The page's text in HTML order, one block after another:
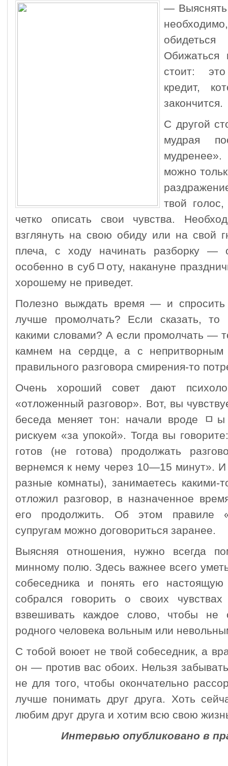
— Выяснять
Обижаться
стоит:
кредит,
закончится.
С другой
мудрая
можно
твой
четко описать свои чувства.
взглянуть на свою обиду или на свой
плеча, с ходу начинать разборку —
особенно в субﾱоту, накануне
хорошему не приведет.
Полезно выждать время — и
лучше промолчать? Если сказать, то
какими словами? А если промолчать —
камнем на сердце, а с
правильного разговора смирения-то
Очень хороший совет дают
«отложенный разговор». Вот, вы
беседа меняет тон: начали вроде ﾱы
рискуем «за упокой». Тогда вы
готов (не готова) продолжать
вернемся к нему через 10—15 минут».
разные комнаты), занимаетесь какими-
отложил разговор, в назначенное
его продолжить. Об этом правиле
супругам можно договориться заранее.
Выясняя отношения, нужно всегда
минному полю. Здесь важнее всего
собеседника и понять его
собрался говорить о своих
взвешивать каждое слово, чтобы не
родного человека вольным или
С тобой воюет не твой собеседник, а
он — против вас обоих. Нельзя
не для того, чтобы окончательно
лучше понимать друг друга. Хоть
любим друг друга и хотим всю свою
Интервью опубликовано в